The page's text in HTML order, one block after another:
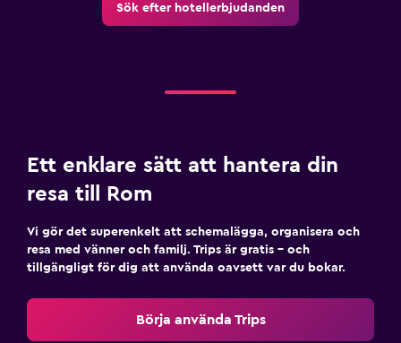
Sök efter hotellerbjudanden
Ett enklare sätt att hantera din
resa till Rom
Vi gör det superenkelt att schemalägga, organisera och
resa med vänner och familj. Trips är gratis – och
tillgängligt för dig att använda oavsett var du bokar.
Börja använda Trips